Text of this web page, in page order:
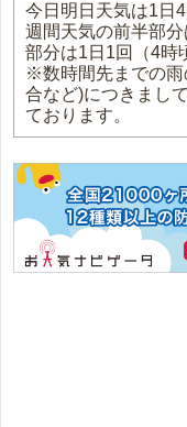
今日明日天気は1日
週間天気の前半部
部分は1日1回（4時
※数時間先までの雨
合など)につきまし
ております。